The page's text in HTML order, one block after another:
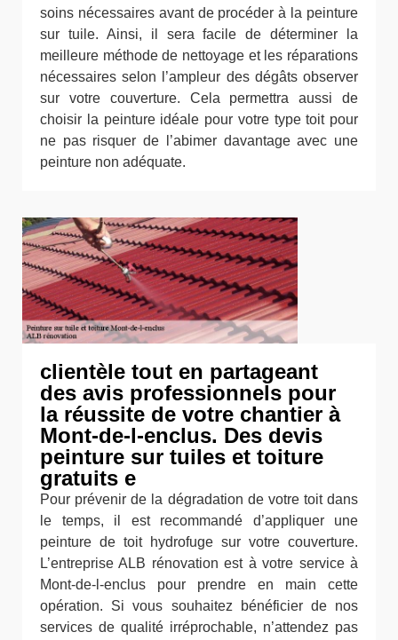
soins nécessaires avant de procéder à la peinture
sur tuile. Ainsi, il sera facile de déterminer la
meilleure méthode de nettoyage et les réparations
nécessaires selon l’ampleur des dégâts observer
sur votre couverture. Cela permettra aussi de
choisir la peinture idéale pour votre type toit pour
ne pas risquer de l’abimer davantage avec une
peinture non adéquate.
clientèle tout en partageant
des avis professionnels pour
la réussite de votre chantier à
Mont-de-l-enclus. Des devis
peinture sur tuiles et toiture
gratuits e
Pour prévenir de la dégradation de votre toit dans
le temps, il est recommandé d’appliquer une
peinture de toit hydrofuge sur votre couverture.
L’entreprise ALB rénovation est à votre service à
Mont-de-l-enclus pour prendre en main cette
opération. Si vous souhaitez bénéficier de nos
services de qualité irréprochable, n’attendez pas